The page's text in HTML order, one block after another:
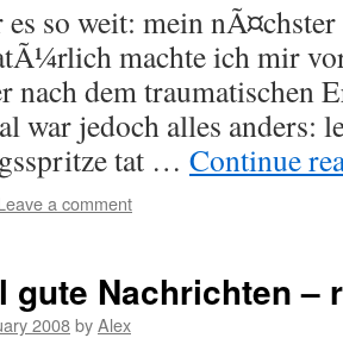
es so weit: mein
machte ich mir
nach dem traumatischen
war jedoch alles anders:
tat … Continue
a comment
gute Nachrichten
2008byAlex